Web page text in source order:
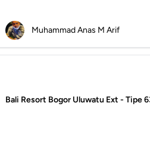
Muhammad Anas M Arif
Bali Resort Bogor Uluwatu Ext - Tipe